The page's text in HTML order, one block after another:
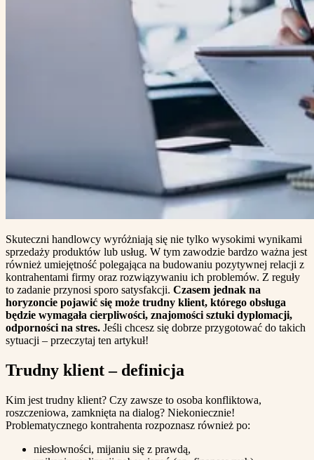
Skuteczni handlowcy wyróżniają się nie tylko wysokimi wynikami
sprzedaży produktów lub usług. W tym zawodzie bardzo ważna jest
również umiejętność polegająca na budowaniu pozytywnej relacji z
kontrahentami firmy oraz rozwiązywaniu ich problemów. Z reguły
to zadanie przynosi sporo satysfakcji. Czasem jednak na
horyzoncie pojawić się może trudny klient, którego obsługa
będzie wymagała cierpliwości, znajomości sztuki dyplomacji,
odporności na stres. Jeśli chcesz się dobrze przygotować do takich
sytuacji – przeczytaj ten artykuł!
Trudny klient – definicja
Kim jest trudny klient? Czy zawsze to osoba konfliktowa,
roszczeniowa, zamknięta na dialog? Niekoniecznie!
Problematycznego kontrahenta rozpoznasz również po:
niesłowności, mijaniu się z prawdą,